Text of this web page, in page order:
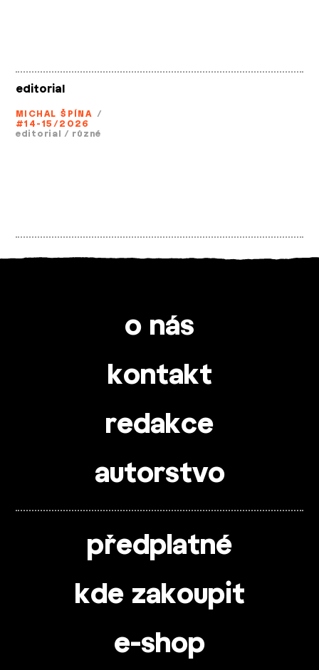
editorial
MICHAL ŠPÍNA /
#14-15/2026
editorial / různé
o nás
kontakt
redakce
autorstvo
předplatné
kde zakoupit
e-shop